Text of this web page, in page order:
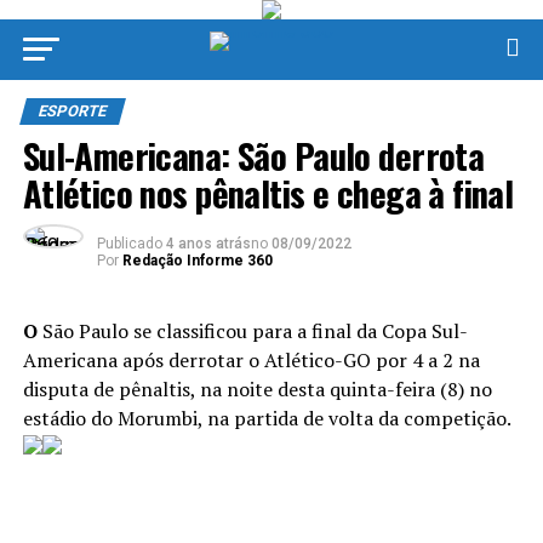
ESPORTE
Sul-Americana: São Paulo derrota
Atlético nos pênaltis e chega à final
Publicado 4 anos atrásno 08/09/2022
Por Redação Informe 360
OSão Paulo se classificou para a final da Copa Sul-
Americana após derrotar o Atlético-GO por 4 a 2 na
disputa de pênaltis, na noite desta quinta-feira (8) no
estádio do Morumbi, na partida de volta da competição.